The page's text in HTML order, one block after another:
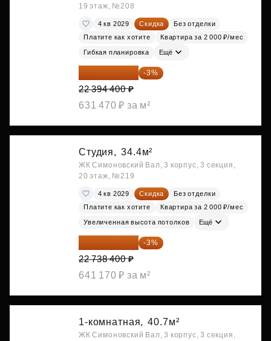
19 этаж, №208
4 кв 2029 Скидка
Без отделки
Платите как хотите
Квартира за 2 000 ₽/мес
Гибкая планировка Ещё
21 722 568 ₽ -3%
22 394 400 ₽
631 470 ₽ за м²
Студия, 34.4м²
ЖК Симоновский Вал, 3 корпус, 3 секция,
20 этаж, №219
4 кв 2029 Скидка
Без отделки
Платите как хотите
Квартира за 2 000 ₽/мес
Увеличенная высота потолков Ещё
22 056 248 ₽ -3%
22 738 400 ₽
641 170 ₽ за м²
1-комнатная, 40.7м²
ЖК Симоновский Вал, 3 корпус, 3 секция,